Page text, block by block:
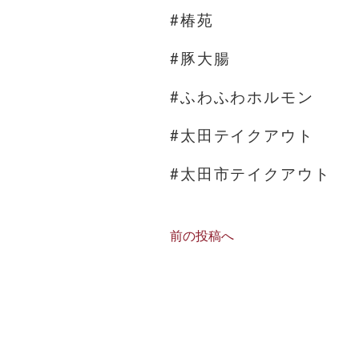
#椿苑
#豚大腸
#ふわふわホルモン
#太田テイクアウト
#太田市テイクアウト
前の投稿へ